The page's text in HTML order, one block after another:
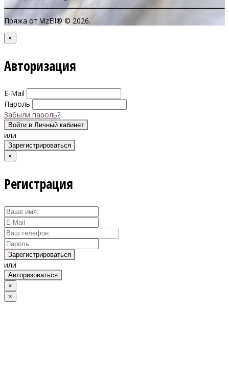
Пряжа от VizEll® © 2026.
×
Авторизация
E-Mail
Пароль
Забыли пароль?
Войти в Личный кабинет
или
Зарегистрироваться
×
Регистрация
Зарегистрироваться
или
Авторизоваться
×
×